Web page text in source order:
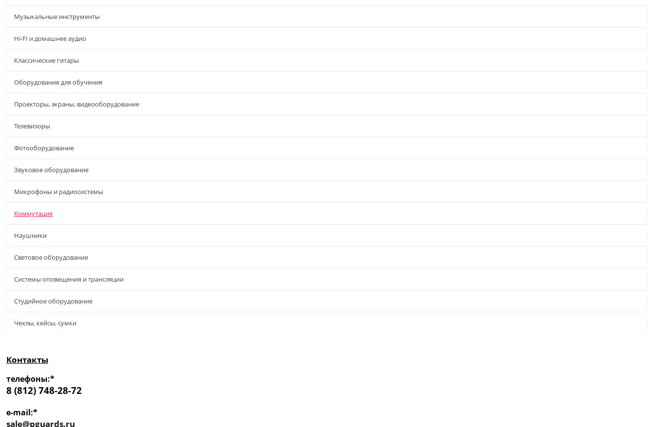
Музыкальные инструменты
Hi-FI и домашнее аудио
Классические гитары
Оборудование для обучения
Проекторы, экраны, видеооборудование
Телевизоры
Фотооборудование
Звуковое оборудование
Микрофоны и радиосистемы
Коммутация
Наушники
Световое оборудование
Системы оповещения и трансляции
Студийное оборудование
Чехлы, кейсы, сумки
Контакты
телефоны:*
8 (812) 748-28-72
e-mail:*
sale@pguards.ru